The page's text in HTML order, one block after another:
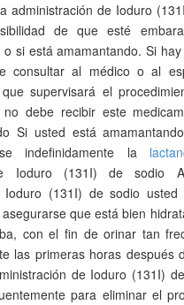
administración de Ioduro
de que esté
si está amamantando. Si
consultar al médico o al
supervisará el
debe recibir este
Si usted está
indefinidamente la
Ioduro (131I) de sodio
Ioduro (131I) de sodio usted
que está bien
con el fin de orinar tan
las primeras horas después
de Ioduro (131I)
para eliminar el